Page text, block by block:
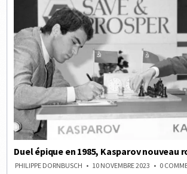
Duel épique en 1985, Kasparov nouveau
PHILIPPE DORNBUSCH 10 NOVEMBRE 2023 0